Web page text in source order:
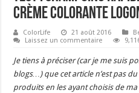
crème colorante
ColorLife 21 août 2016
Laissez un commentaire
Je tiens à préciser (car je me suis
blogs…) que cet article n’est pas
produits en les ayant choisis de